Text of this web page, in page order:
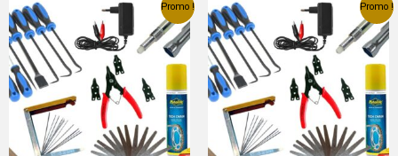
Promo !
initial
était :
€ 126,00.
prix
actuel
est :
€ 64,95.
Promo !
initial
était :
€ 126,00.
prix
actuel
est :
€ 64,95.